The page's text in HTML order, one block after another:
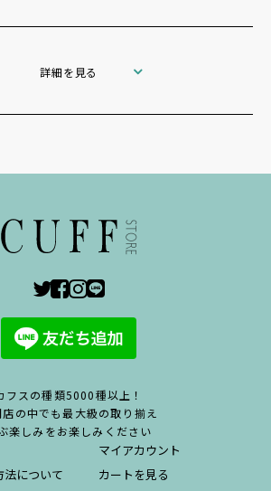
詳細を見る
フスの種類5000種以上！
の中でも最大級の取り揃え
楽しみをお楽しみください
法について
マイアカウント
カートを見る